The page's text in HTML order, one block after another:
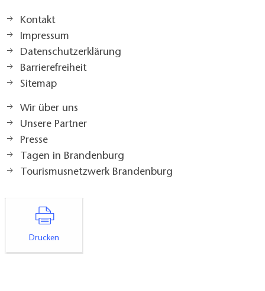
Kontakt
Impressum
Datenschutzerklärung
Barrierefreiheit
Sitemap
Wir über uns
Unsere Partner
Presse
Tagen in Brandenburg
Tourismusnetzwerk Brandenburg
Drucken